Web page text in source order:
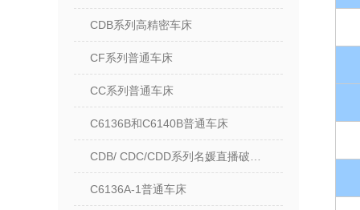
CDB系列高精密车床
CF系列普通车床
CC系列普通车床
C6136B和C6140B普通车床
C6136A-1普通车床